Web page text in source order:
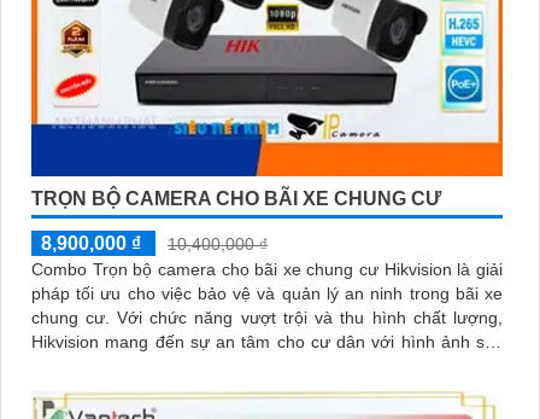
TRỌN BỘ CAMERA CHO BÃI XE CHUNG CƯ
8,900,000 ₫
10,400,000 ₫
Combo Trọn bộ camera cho bãi xe chung cư Hikvision là giải
pháp tối ưu cho việc bảo vệ và quản lý an ninh trong bãi xe
chung cư. Với chức năng vượt trội và thu hình chất lượng,
Hikvision mang đến sự an tâm cho cư dân với hình ảnh sắc